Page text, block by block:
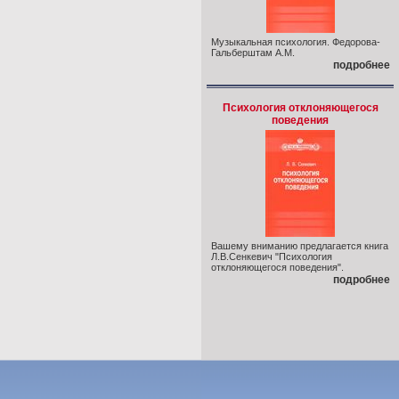
Музыкальная психология. Федорова-
Гальберштам А.М.
подробнее
Психология отклоняющегося
поведения
Вашему вниманию предлагается книга
Л.В.Сенкевич "Психология
отклоняющегося поведения".
подробнее